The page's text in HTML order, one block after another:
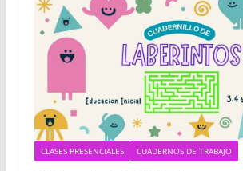
CLASES PRESENCIALES CUADERNOS DE TRABAJO